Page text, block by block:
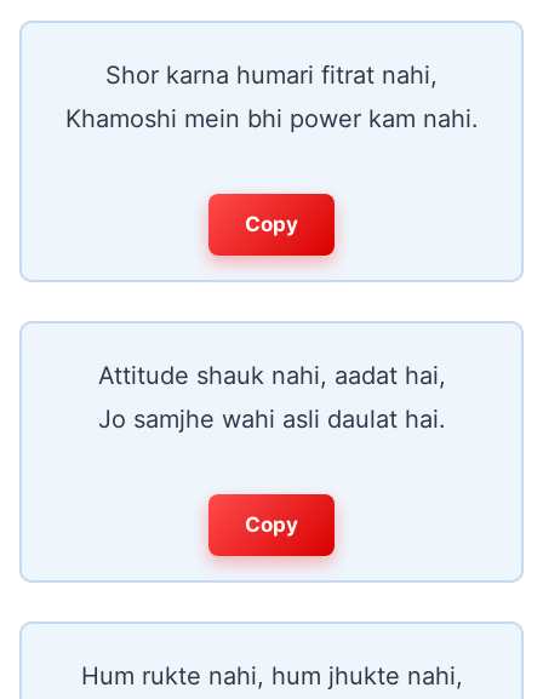
Shor karna humari fitrat nahi,
Khamoshi mein bhi power kam nahi.
Copy
Attitude shauk nahi, aadat hai,
Jo samjhe wahi asli daulat hai.
Copy
Hum rukte nahi, hum jhukte nahi,